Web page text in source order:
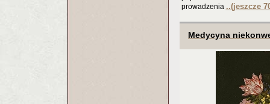
prowadzenia ..(jeszcze
Medycyna